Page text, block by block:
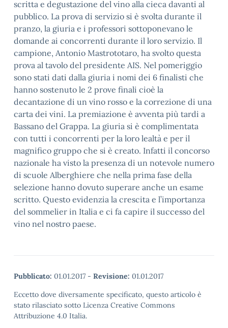
scritta e degustazione del vino alla cieca davanti al
pubblico. La prova di servizio si è svolta durante il
pranzo, la giuria e i professori sottoponevano le
domande ai concorrenti durante il loro servizio. Il
campione, Antonio Mastrototaro, ha svolto questa
prova al tavolo del presidente AIS. Nel pomeriggio
sono stati dati dalla giuria i nomi dei 6 finalisti che
hanno sostenuto le 2 prove finali cioè la
decantazione di un vino rosso e la correzione di una
carta dei vini. La premiazione è avventa più tardi a
Bassano del Grappa. La giuria si è complimentata
con tutti i concorrenti per la loro lealtà e per il
magnifico gruppo che si è creato. Infatti il concorso
nazionale ha visto la presenza di un notevole numero
di scuole Alberghiere che nella prima fase della
selezione hanno dovuto superare anche un esame
scritto. Questo evidenzia la crescita e l’importanza
del sommelier in Italia e ci fa capire il successo del
vino nel nostro paese.
Pubblicato: 01.01.2017 - Revisione: 01.01.2017
Eccetto dove diversamente specificato, questo articolo è
stato rilasciato sotto Licenza Creative Commons
Attribuzione 4.0 Italia.